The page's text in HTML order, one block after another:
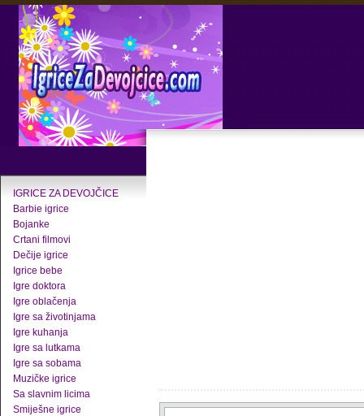
IGRICE ZA DEVOJČICE
Barbie igrice
Bojanke
Crtani filmovi
Dečije igrice
Igrice bebe
Igre doktora
Igre oblačenja
Igre sa životinjama
Igre kuhanja
Igre sa lutkama
Igre sa sobama
Muzičke igrice
Sa slavnim licima
Smiješne igrice